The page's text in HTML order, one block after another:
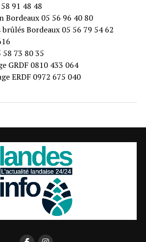
91 48 48
Bordeaux 05 56 96 40 80
Bordeaux 05 56 79 54 62
58 73 80 35
GRDF 0810 433 064
ERDF 0972 675 040